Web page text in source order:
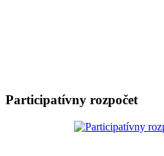
Participatívny rozpočet